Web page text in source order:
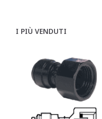
I PIÙ VENDUTI